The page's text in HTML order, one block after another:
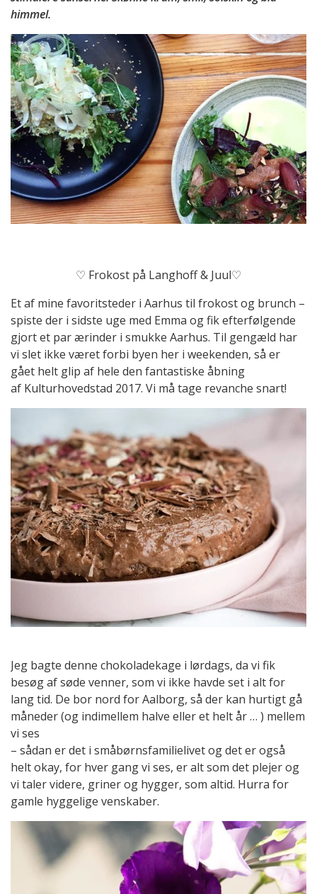
himmel.
♡ Frokost på Langhoff & Juul♡
Et af mine favoritsteder i Aarhus til frokost og brunch –
spiste der i sidste uge med Emma og fik efterfølgende
gjort et par ærinder i smukke Aarhus. Til gengæld har
vi slet ikke været forbi byen her i weekenden, så er
gået helt glip af hele den fantastiske åbning
af Kulturhovedstad 2017. Vi må tage revanche snart!
Jeg bagte denne chokoladekage i lørdags, da vi fik
besøg af søde venner, som vi ikke havde set i alt for
lang tid. De bor nord for Aalborg, så der kan hurtigt gå
måneder (og indimellem halve eller et helt år … ) mellem
vi ses
– sådan er det i småbørnsfamilielivet og det er også
helt okay, for hver gang vi ses, er alt som det plejer og
vi taler videre, griner og hygger, som altid. Hurra for
gamle hyggelige venskaber.